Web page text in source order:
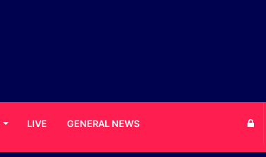
LIVE GENERAL NEWS Log